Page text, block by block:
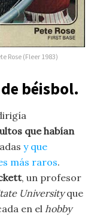
Rose (Fleer 1983)
béisbol.
que habían
y que
más raros.
, un profesor
Universityque
en el hobby